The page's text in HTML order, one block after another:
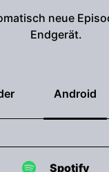
neue
Endgerät.
Android
Spotify